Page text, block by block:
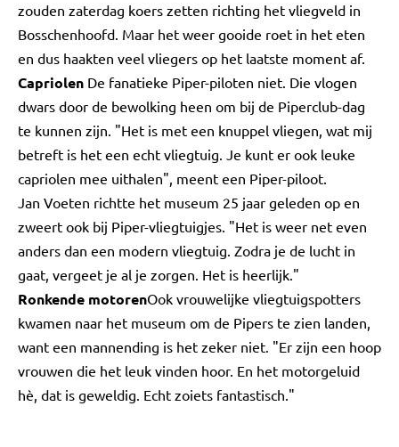
zouden zaterdag koers zetten richting het vliegveld in
Bosschenhoofd. Maar het weer gooide roet in het eten
en dus haakten veel vliegers op het laatste moment af.
Capriolen De fanatieke Piper-piloten niet. Die vlogen
dwars door de bewolking heen om bij de Piperclub-dag
te kunnen zijn. "Het is met een knuppel vliegen, wat mij
betreft is het een echt vliegtuig. Je kunt er ook leuke
capriolen mee uithalen", meent een Piper-piloot.
Jan Voeten richtte het museum 25 jaar geleden op en
zweert ook bij Piper-vliegtuigjes. "Het is weer net even
anders dan een modern vliegtuig. Zodra je de lucht in
gaat, vergeet je al je zorgen. Het is heerlijk."
Ronkende motorenOok vrouwelijke vliegtuigspotters
kwamen naar het museum om de Pipers te zien landen,
want een mannending is het zeker niet. "Er zijn een hoop
vrouwen die het leuk vinden hoor. En het motorgeluid
hè, dat is geweldig. Echt zoiets fantastisch."